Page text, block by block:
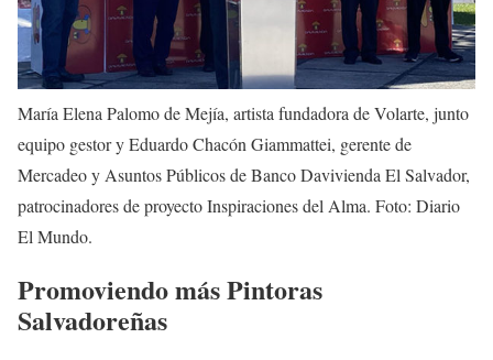
María Elena Palomo de Mejía, artista fundadora de Volarte, junto
equipo gestor y Eduardo Chacón Giammattei, gerente de
Mercadeo y Asuntos Públicos de Banco Davivienda El Salvador,
patrocinadores de proyecto Inspiraciones del Alma. Foto: Diario
El Mundo.
Promoviendo más Pintoras
Salvadoreñas